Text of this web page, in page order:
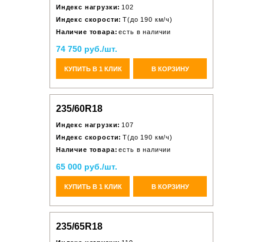
Индекс нагрузки: 102
Индекс скорости: T(до 190 км/ч)
Наличие товара: есть в наличии
74 750 руб./шт.
КУПИТЬ В 1 КЛИК В КОРЗИНУ
235/60R18
Индекс нагрузки: 107
Индекс скорости: T(до 190 км/ч)
Наличие товара: есть в наличии
65 000 руб./шт.
КУПИТЬ В 1 КЛИК В КОРЗИНУ
235/65R18